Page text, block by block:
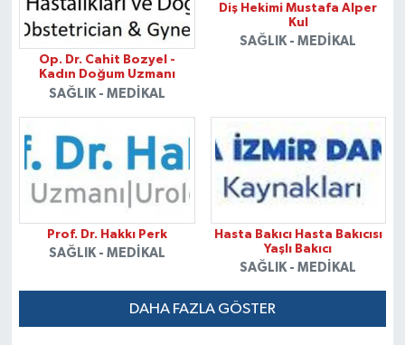
Op. Dr. Cahit Bozyel -
Kadın Doğum Uzmanı
SAĞLIK - MEDIKAL
Diş Hekimi Mustafa Alper
Kul
SAĞLIK - MEDIKAL
Prof. Dr. Hakkı Perk
SAĞLIK - MEDIKAL
Hasta Bakıcı Hasta Bakıcısı
Yaşlı Bakıcı
SAĞLIK - MEDIKAL
DAHA FAZLA GÖSTER